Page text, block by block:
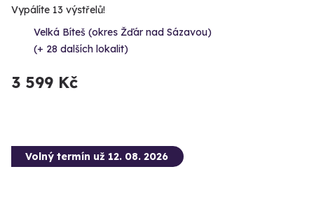
Vypálíte 13 výstřelů!
Velká Bíteš (okres Žďár nad Sázavou)
(+ 28 dalších lokalit)
3 599 Kč
Volný termín už 12. 08. 2026